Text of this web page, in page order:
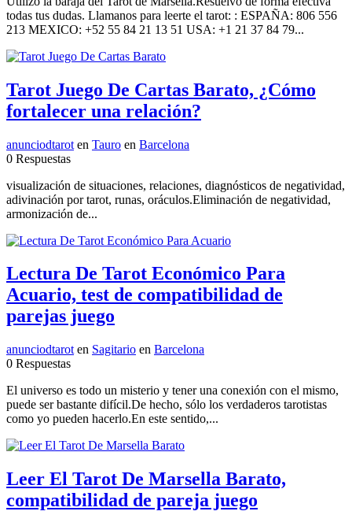
todas tus dudas. Llamanos para leerte el tarot: : ESPAÑA: 806 556
213 MEXICO: +52 55 84 21 13 51 USA: +1 21 37 84 79...
Tarot Juego De Cartas Barato, ¿Cómo
fortalecer una relación?
anunciodtarot en Tauro en Barcelona
0 Respuestas
visualización de situaciones, relaciones, diagnósticos de negatividad,
adivinación por tarot, runas, oráculos.Eliminación de negatividad,
armonización de...
Lectura De Tarot Económico Para
Acuario, test de compatibilidad de
parejas juego
anunciodtarot en Sagitario en Barcelona
0 Respuestas
El universo es todo un misterio y tener una conexión con el mismo,
puede ser bastante difícil.De hecho, sólo los verdaderos tarotistas
como yo pueden hacerlo.En este sentido,...
Leer El Tarot De Marsella Barato,
compatibilidad de pareja juego